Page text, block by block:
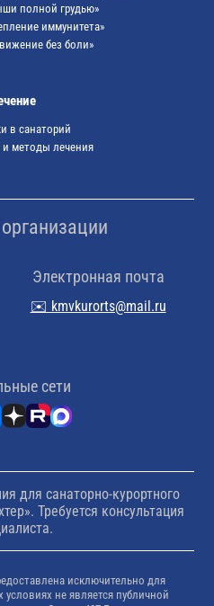
полной грудью»
иммунитета»
без боли»
в санаторий
и методы лечения
Электронная почта
✉️ kmvkurorts@mail.ru
сети
для санаторно-курортного
Требуется консультация
исключительно для
не является публичной